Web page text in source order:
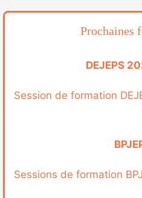
Prochaines
DEJEPS
Session de formation
Sessions de formation